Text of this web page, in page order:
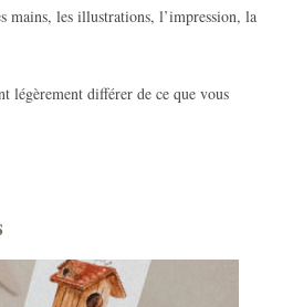
mains, les illustrations, l’impression, la
légèrement différer de ce que vous